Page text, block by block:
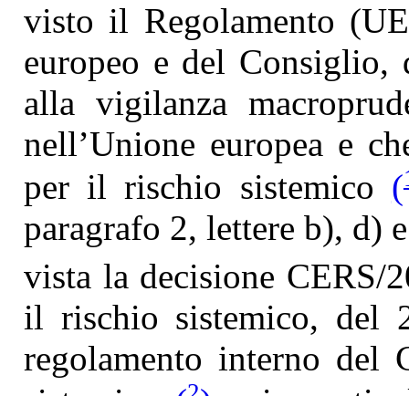
visto il Regolamento
europeo e del Consiglio,
alla vigilanza
nell’Unione europea e
per il rischio sistemico (
paragrafo 2, lettere b), d)
vista la decisione CERS/
il rischio sistemico, del
regolamento interno del